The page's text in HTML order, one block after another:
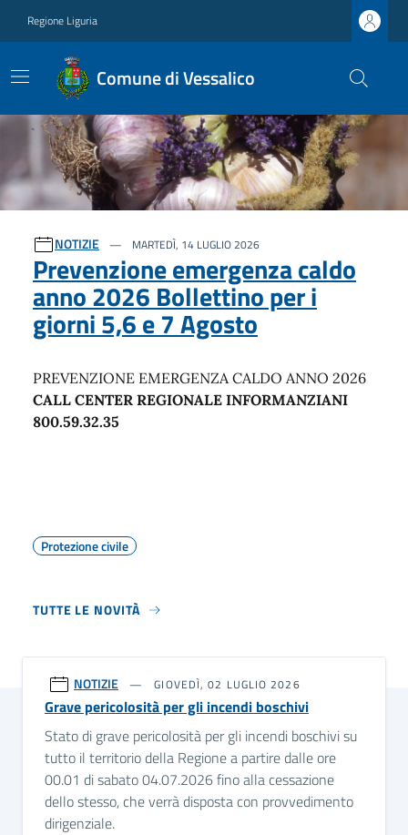
Regione Liguria
Comune di Vessalico
Ultime notizie
NOTIZIE MARTEDÌ, 14 LUGLIO 2026
Prevenzione emergenza caldo
anno 2026 Bollettino per i
giorni 5,6 e 7 Agosto
PREVENZIONE EMERGENZA CALDO ANNO 2026
CALL CENTER REGIONALE INFORMANZIANI
800.59.32.35
Protezione civile
TUTTE LE NOVITÀ
NOTIZIE GIOVEDÌ, 02 LUGLIO 2026
Grave pericolosità per gli incendi boschivi
Stato di grave pericolosità per gli incendi boschivi su
tutto il territorio della Regione a partire dalle ore
00.01 di sabato 04.07.2026 fino alla cessazione
dello stesso, che verrà disposta con provvedimento
dirigenziale.